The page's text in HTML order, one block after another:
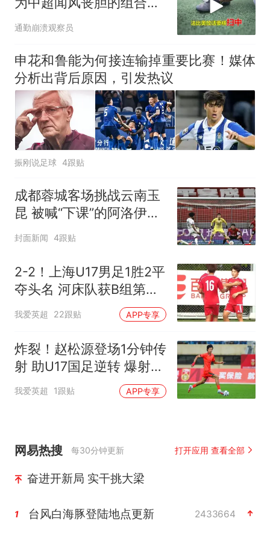
给他定了进球目标
通勤崩溃观察员
申花和鲁能为何接连输掉重要比赛！媒体
分析出背后原因，引发热议
振刚说足球 4跟贴
成都蓉城客场挑战云南玉
昆 被喊“下课”的阿洛伊西
能否止颓？
封面新闻 4跟贴
2-2！上海U17男足1胜2平
夺头名 河床队获B组第
2：半决赛对阵U17国足
我爱英超 22跟贴 APP专享
炸裂！赵松源登场1分钟传
射 助U17国足逆转 爆射世
界波打懵德甲劲旅
我爱英超 1跟贴 APP专享
网易热搜 每30分钟更新 打开应用 查看全部
奋进开新局 实干挑大梁
1 台风白海豚登陆地点更新 2433664